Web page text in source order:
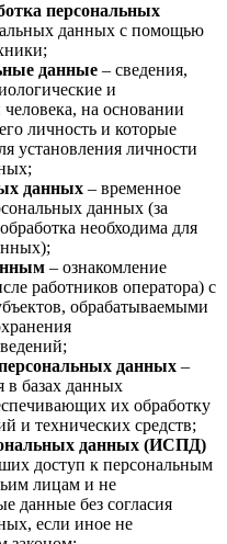
персональных
данных с помощью
данные – сведения,
и
на основании
личность и которые
установления личности
данных – временное
данных (за
необходима для
– ознакомление
работников оператора) с
обрабатываемыми
данных –
в базах данных
их обработку
и технических средств;
данных (ИСПД)
доступ к персональным
лицам и не
данные без согласия
если иное не